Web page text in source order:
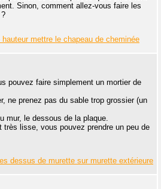
Sinon, comment allez-vous faire les
hauteur mettre le chapeau de cheminée
pouvez faire simplement un mortier de
ne prenez pas du sable trop grossier (un
mur, le dessous de la plaque.
très lisse, vous pouvez prendre un peu de
dessus de murette sur murette extérieure